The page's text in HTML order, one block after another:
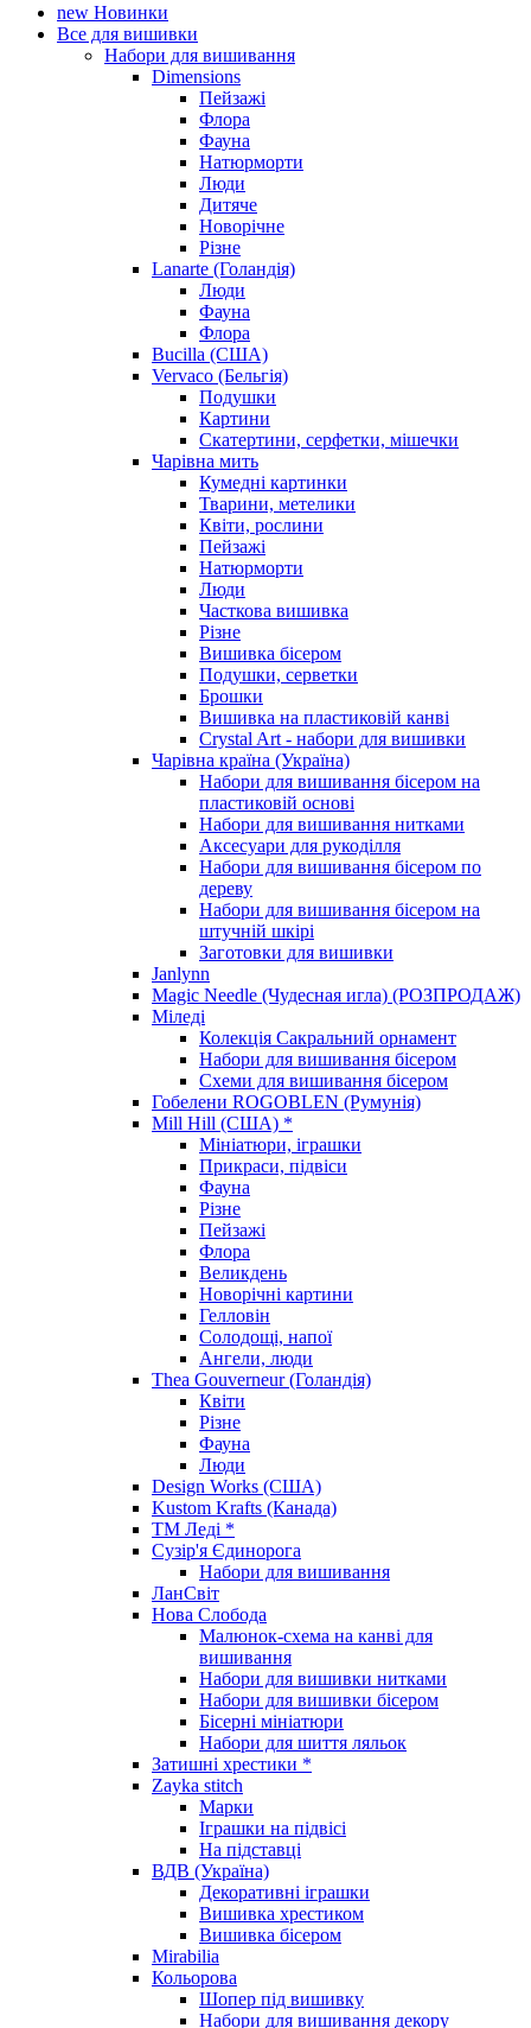
new Новинки
Все для вишивки
Набори для вишивання
Dimensions
Пейзажі
Флора
Фауна
Натюрморти
Люди
Дитяче
Новорічне
Різне
Lanarte (Голандія)
Люди
Фауна
Флора
Bucilla (США)
Vervaco (Бельгія)
Подушки
Картини
Скатертини, серфетки, мішечки
Чарiвна мить
Кумедні картинки
Тварини, метелики
Квіти, рослини
Пейзажі
Натюрморти
Люди
Часткова вишивка
Різне
Вишивка бісером
Подушки, серветки
Брошки
Вишивка на пластиковій канві
Crystal Art - набори для вишивки
Чарівна країна (Україна)
Набори для вишивання бісером на
пластиковій основі
Набори для вишивання нитками
Аксесуари для рукоділля
Набори для вишивання бісером по
дереву
Набори для вишивання бісером на
штучній шкірі
Заготовки для вишивки
Janlynn
Magic Needle (Чудесная игла) (РОЗПРОДАЖ)
Міледі
Колекція Сакральний орнамент
Набори для вишивання бісером
Схеми для вишивання бісером
Гобелени ROGOBLEN (Румунія)
Mill Hill (США) *
Мініатюри, іграшки
Прикраси, підвіси
Фауна
Різне
Пейзажі
Флора
Великдень
Новорічні картини
Гелловін
Солодощі, напої
Ангели, люди
Thea Gouverneur (Голандія)
Квіти
Різне
Фауна
Люди
Design Works (США)
Kustom Krafts (Канада)
ТМ Леді *
Сузір'я Єдинорога
Набори для вишивання
ЛанСвіт
Нова Слобода
Малюнок-схема на канві для
вишивання
Набори для вишивки нитками
Набори для вишивки бісером
Бісерні мініатюри
Набори для шиття ляльок
Затишні хрестики *
Zayka stitch
Марки
Іграшки на підвісі
На підставці
ВДВ (Україна)
Декоративні іграшки
Вишивка хрестиком
Вишивка бісером
Mirabilia
Кольорова
Шопер під вишивку
Набори для вишивання декору